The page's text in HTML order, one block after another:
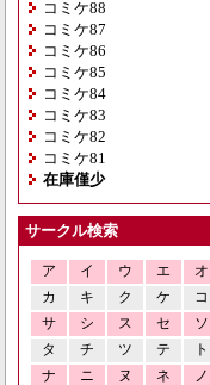
コミケ88
コミケ87
コミケ86
コミケ85
コミケ84
コミケ83
コミケ82
コミケ81
在庫僅少
サークル検索
ア イ ウ エ
オ
カ
キ ク ケ
コ
サ
シ ス セ
ソ
タ
チ ツ テ
ト
ナ
ニ ヌ ネ
ノ